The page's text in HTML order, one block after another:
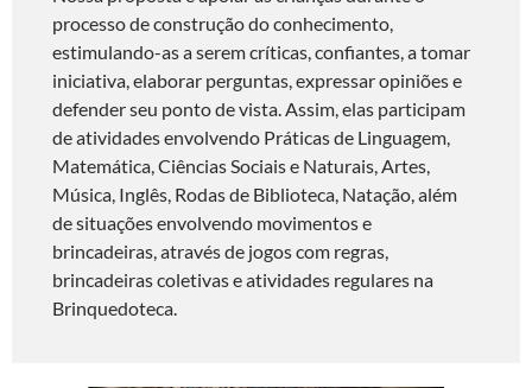
processo de construção do conhecimento,
estimulando-as a serem críticas, confiantes, a tomar
iniciativa, elaborar perguntas, expressar opiniões e
defender seu ponto de vista. Assim, elas participam
de atividades envolvendo Práticas de Linguagem,
Matemática, Ciências Sociais e Naturais, Artes,
Música, Inglês, Rodas de Biblioteca, Natação, além
de situações envolvendo movimentos e
brincadeiras, através de jogos com regras,
brincadeiras coletivas e atividades regulares na
Brinquedoteca.